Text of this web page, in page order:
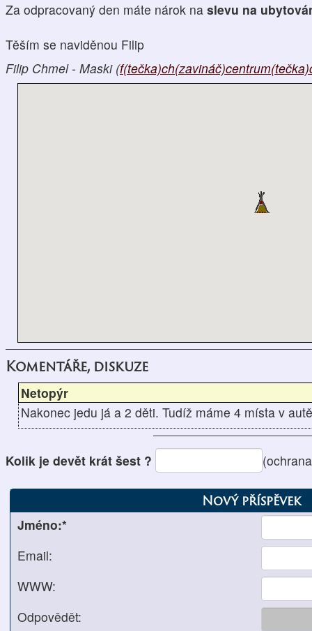
Za odpracovaný den máte nárok na slevu na
Těším se naviděnou Filip
Filip Chmel - Maski (
Komentáře, diskuze
Netopýr
Nakonec jedu já a 2 děti. Tudíž máme 4 místa v
Kolik je devět krát šest ?
Nový příspěvek
Jméno:*
Email:
WWW:
Odpovědět: